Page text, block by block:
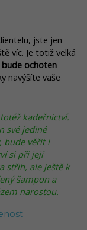
jste jen
víc. Je totiž velká
bude ochoten
navýšíte vaše
kadeřnictví.
své jediné
bude věřit i
si při její
střih, ale ještě k
šampon a
narostou.